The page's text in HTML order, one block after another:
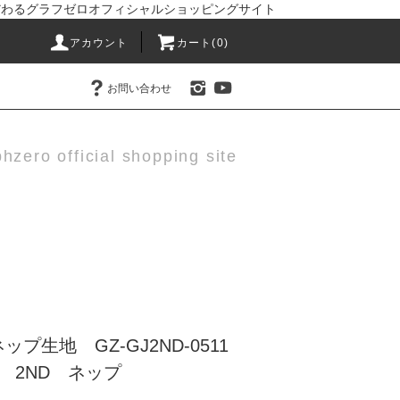
るグラフゼロオフィシャルショッピングサイト
アカウント カート(0)
お問い合わせ
official shopping site
プ生地 GZ-GJ2ND-0511
2ND ネップ